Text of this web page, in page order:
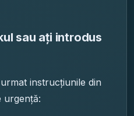
sau ați introdus
instrucțiunile din
urgență: